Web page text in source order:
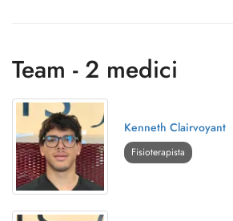
Team - 2 medici
Kenneth Clairvoyant
Fisioterapista